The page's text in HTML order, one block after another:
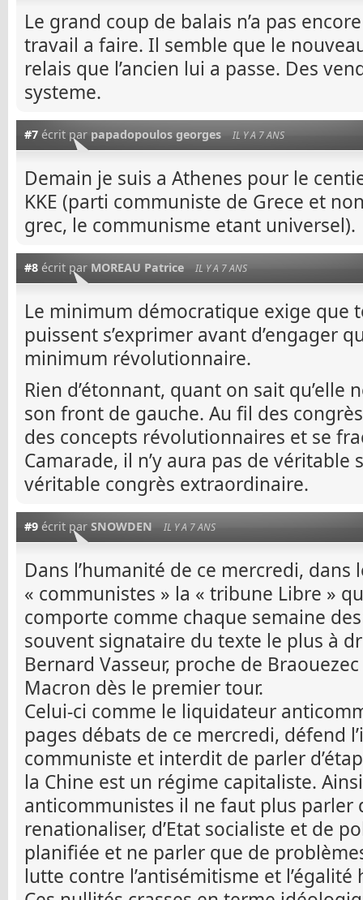
Le grand coup de balais n’a pas
travail a faire. Il semble que le
relais que l’ancien lui a passe. Des
systeme.
#7 écrit par papadopoulos georges IL Y A 7 ANS
Demain je suis a Athenes pour le
KKE (parti communiste de Grece et
grec, le communisme etant universel).
#8 écrit par MOREAU Patrice IL Y A 7 ANS
Le minimum démocratique exige que
puissent s’exprimer avant d’engager
minimum révolutionnaire.
Rien d’étonnant, quant on sait qu’elle
son front de gauche. Au fil des
des concepts révolutionnaires et se
Camarade, il n’y aura pas de
véritable congrès extraordinaire.
#9 écrit par SNOWDEN IL Y A 7 ANS
Dans l’humanité de ce mercredi, dans
« communistes » la « tribune Libre »
comporte comme chaque semaine
souvent signataire du texte le plus à
Bernard Vasseur, proche de
Macron dès le premier tour.
Celui-ci comme le liquidateur
pages débats de ce mercredi, défend
communiste et interdit de parler
la Chine est un régime capitaliste.
anticommunistes il ne faut plus parler
renationaliser, d’Etat socialiste et de
planifiée et ne parler que de
lutte contre l’antisémitisme et